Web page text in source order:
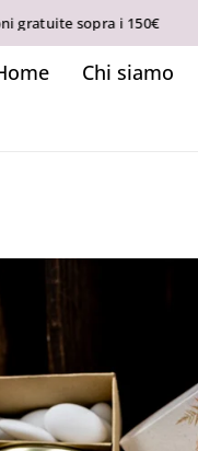
sopra i 150€
Chi siamo